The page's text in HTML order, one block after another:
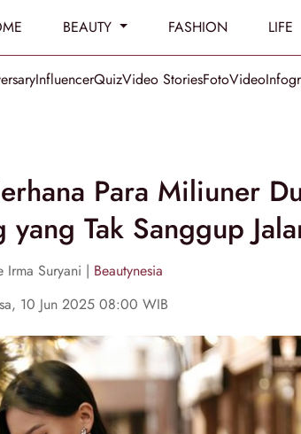
BEAUTY FASHION LIFE
InfluencerQuizVideo StoriesFotoVideo
Para Miliuner
Tak Sanggup
Irma Suryani | Beautynesia
10 Jun 2025 08:00 WIB